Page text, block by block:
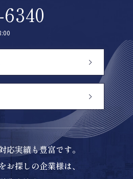
応実績も豊富です。
お探しの企業様は、